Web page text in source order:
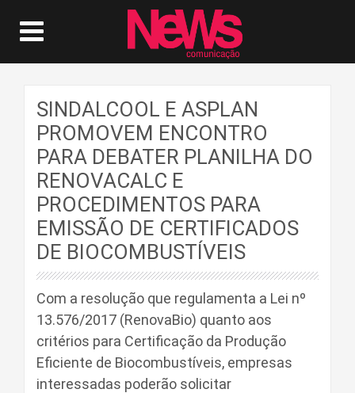
SINDALCOOL E ASPLAN
PROMOVEM ENCONTRO
PARA DEBATER PLANILHA DO
RENOVACALC E
PROCEDIMENTOS PARA
EMISSÃO DE CERTIFICADOS
DE BIOCOMBUSTÍVEIS
Com a resolução que regulamenta a Lei nº
13.576/2017 (RenovaBio) quanto aos
critérios para Certificação da Produção
Eficiente de Biocombustíveis, empresas
interessadas poderão solicitar